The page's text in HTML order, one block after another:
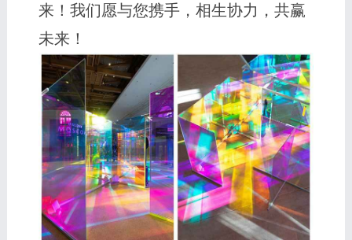
来！我们愿与您携手，相生协力，共赢
未来！